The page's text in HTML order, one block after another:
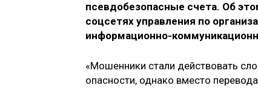
псевдобeзопасные счета. Об
соцсетях управления по
информационно-
«Мошeнники стали действовать
опасности, однако вмeсто